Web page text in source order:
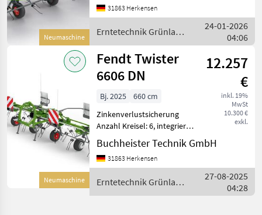
Neumaschine
Nachlauf ________
Standard Gelenkwelle LED
Beleuchtung Beispielbi
31863 Herkensen
Erntetechnik Grünland
/ Fendt
24-01-2026
04:06
Neumaschine
Fendt Twister
6606 DN
12.257
€
inkl. 19%
MwSt
10.300 €
exkl.
Bj. 2025
660 cm
Zinkenverlustsicherung
Anzahl Kreisel: 6, integrierte
Grenzstreueinrichtung,
Hydraulische Klappung,
Nachlauf ________
Hydraulische Randstre
Buchheister Technik GmbH
31863 Herkensen
Erntetechnik Grünland
/ Fendt
27-08-2025
04:28